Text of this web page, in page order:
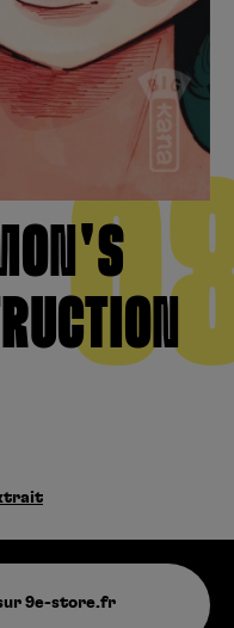
9e-store.fr
S’inscrire